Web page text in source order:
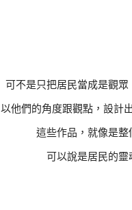
可不是只把居民當成是觀眾
以他們的角度跟觀點，設計
這些作品，就像是整
可以說是居民的靈